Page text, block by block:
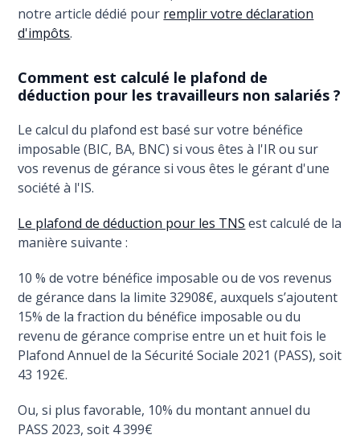
notre article dédié pour remplir votre déclaration
d'impôts.
Comment est calculé le plafond de
déduction pour les travailleurs non salariés ?
Le calcul du plafond est basé sur votre bénéfice
imposable (BIC, BA, BNC) si vous êtes à l'IR ou sur
vos revenus de gérance si vous êtes le gérant d'une
société à l'IS.
Le plafond de déduction pour les TNS est calculé de la
manière suivante :
10 % de votre bénéfice imposable ou de vos revenus
de gérance dans la limite 32908€, auxquels s’ajoutent
15% de la fraction du bénéfice imposable ou du
revenu de gérance comprise entre un et huit fois le
Plafond Annuel de la Sécurité Sociale 2021 (PASS), soit
43 192€.
Ou, si plus favorable, 10% du montant annuel du
PASS 2023, soit 4 399€